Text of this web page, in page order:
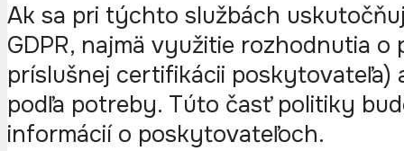
Ak sa pri týchto službách
GDPR, najmä využitie rozhodnutia
príslušnej certifikácii poskytovateľa)
podľa potreby. Túto časť politiky
informácií o poskytovateľoch.